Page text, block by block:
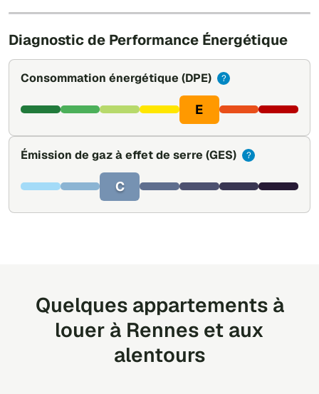
Diagnostic de Performance Énergétique
Consommation énergétique (DPE) ?
E
Émission de gaz à effet de serre (GES) ?
C
Quelques appartements à
louer à Rennes et aux
alentours